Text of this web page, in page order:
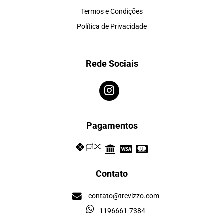
Termos e Condições
Política de Privacidade
Rede Sociais
Pagamentos
Contato
contato@trevizzo.com
1196661-7384